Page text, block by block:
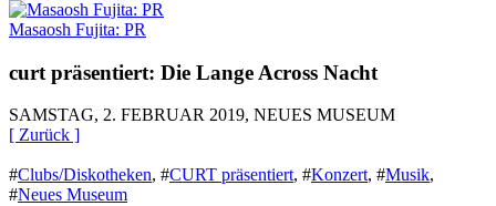
Masaosh Fujita: PR
curt präsentiert: Die Lange Across Nacht
SAMSTAG, 2. FEBRUAR 2019, NEUES MUSEUM
[ Zurück ]
#Clubs/Diskotheken, #CURT präsentiert, #Konzert, #Musik,
#Neues Museum